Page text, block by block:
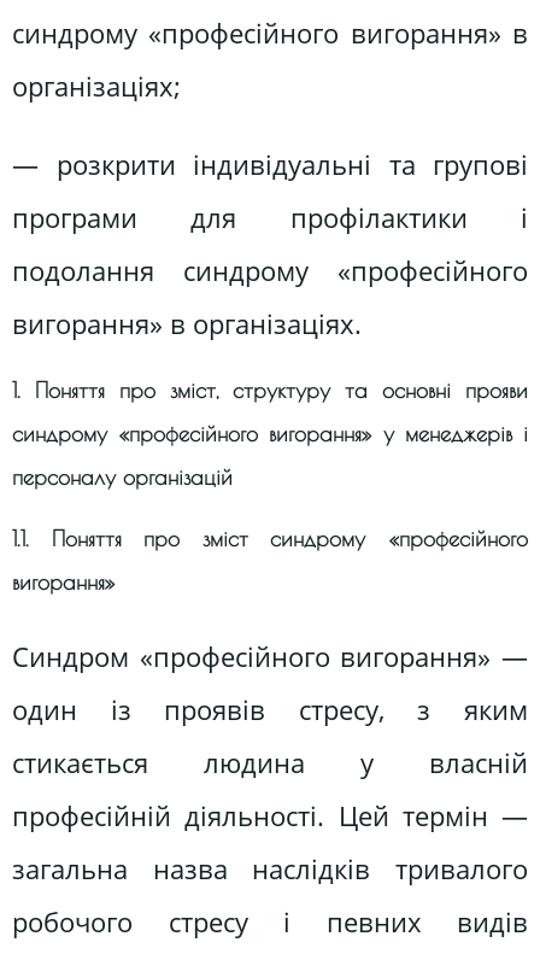
синдрому «професійного вигорання» в
організаціях;
— розкрити індивідуальні та групові
програми для профілактики і
подолання синдрому «професійного
вигорання» в організаціях.
1. Поняття про зміст, структуру та основні прояви
синдрому «професійного вигорання» у менеджерів і
персоналу організацій
1.1. Поняття про зміст синдрому «професійного
вигорання»
Синдром «професійного вигорання» —
один із проявів стресу, з яким
стикається людина у власній
професійній діяльності. Цей термін —
загальна назва наслідків тривалого
робочого стресу і певних видів